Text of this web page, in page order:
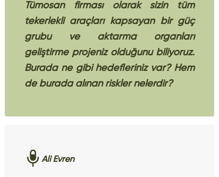
Tümosan firması olarak sizin tüm
tekerlekli araçları kapsayan bir güç
grubu ve aktarma organları
geliştirme projeniz olduğunu biliyoruz.
Burada ne gibi hedefleriniz var? Hem
de burada alınan riskler nelerdir?
Ali Evren